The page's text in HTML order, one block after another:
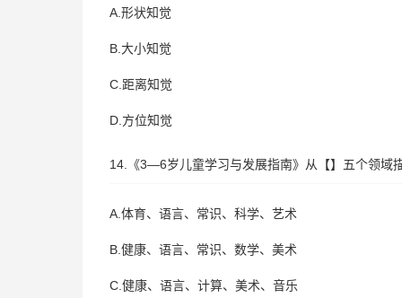
A.形状知觉
B.大小知觉
C.距离知觉
D.方位知觉
14.《3—6岁儿童学习与发展指南》从【】五个领域
A.体育、语言、常识、科学、艺术
B.健康、语言、常识、数学、美术
C.健康、语言、计算、美术、音乐